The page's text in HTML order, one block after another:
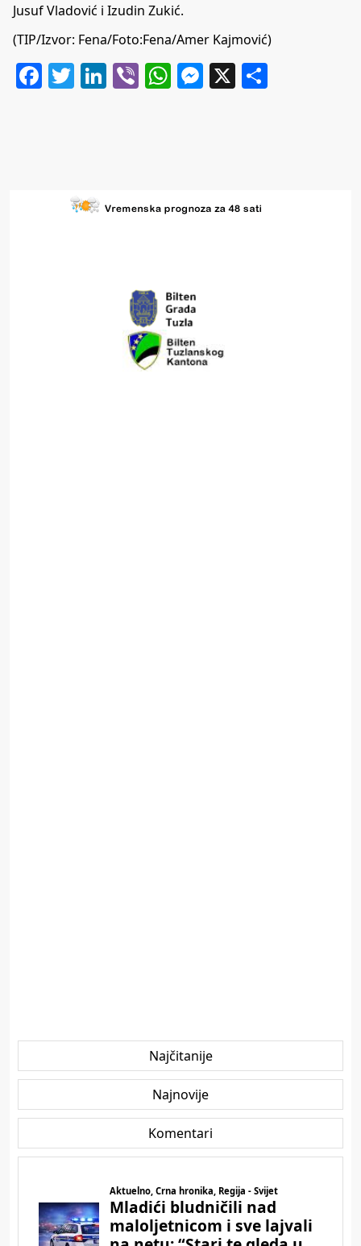
Jusuf Vladović i Izudin Zukić.
(TIP/Izvor: Fena/Foto:Fena/Amer Kajmović)
Facebook
Twitter
LinkedIn
ViberWhatsApp
Messenger
X
Najčitanije
Najnovije
Komentari